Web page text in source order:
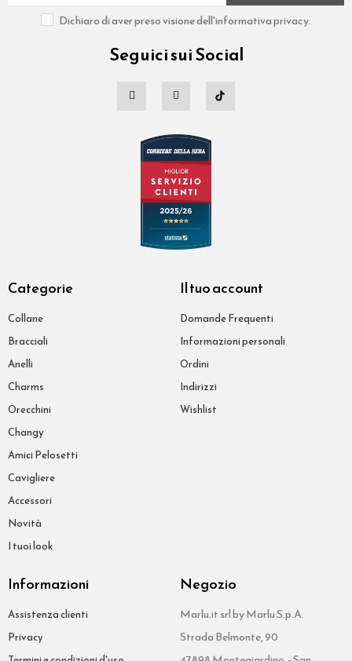
Dichiaro di aver preso visione dell'informativa privacy.
Seguici sui Social
Categorie
Collane
Bracciali
Anelli
Charms
Orecchini
Changy
Amici Pelosetti
Cavigliere
Accessori
Novità
I tuoi look
Il tuo account
Domande Frequenti
Informazioni personali
Ordini
Indirizzi
Wishlist
Informazioni
Assistenza clienti
Privacy
Negozio
Marlu.it srl by Marlu S.p.A.
Strada Belmonte, 90